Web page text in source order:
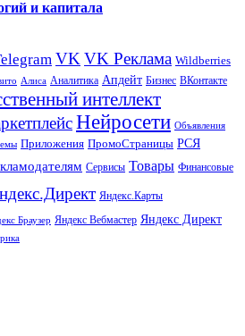
и капитала
VK VK Реклама Wildberries
Алиса Аналитика Апдейт Бизнес ВКонтакте
интеллект
Нейросети Объявления
Приложения ПромоСтраницы РСЯ
Сервисы Товары Финансовые
Яндекс.Карты
Браузер Яндекс Вебмастер Яндекс Директ